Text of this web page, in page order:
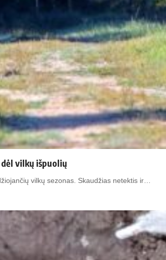
vilkų išpuolių
vilkų sezonas. Skaudžias netektis ir…